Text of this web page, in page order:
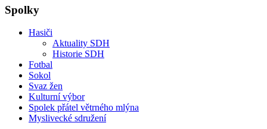
Spolky
Hasiči
Aktuality SDH
Historie SDH
Fotbal
Sokol
Svaz žen
Kulturní výbor
Spolek přátel větrného mlýna
Myslivecké sdružení